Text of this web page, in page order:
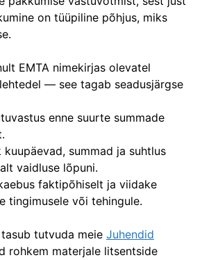
on tüüpiline põhjus, miks
EMTA nimekirjas olevatel
— see tagab seadusjärgse
enne suurte summade
summad ja suhtlus
vaidluse lõpuni.
faktipõhiselt ja viidake
tingimusele või tehingule.
tutvuda meie Juhendid
rohkem materjale litsentside